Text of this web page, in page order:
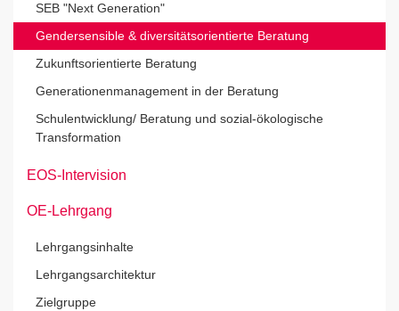
SEB "Next Generation"
Gendersensible & diversitätsorientierte Beratung
Zukunftsorientierte Beratung
Generationenmanagement in der Beratung
Schulentwicklung/ Beratung und sozial-ökologische
Transformation
EOS-Intervision
OE-Lehrgang
Lehrgangsinhalte
Lehrgangsarchitektur
Zielgruppe